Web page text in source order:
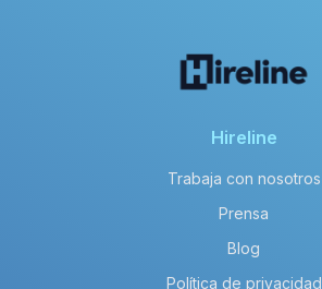
Hireline
Trabaja con nosotros
Prensa
Blog
Política de privacidad